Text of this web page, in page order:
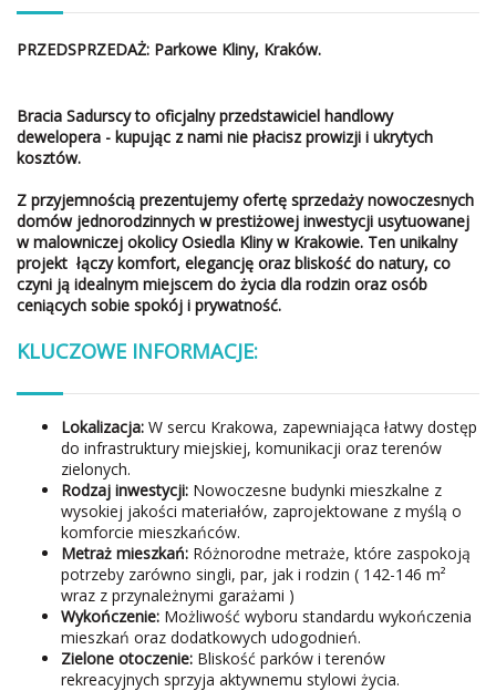
PRZEDSPRZEDAŻ: Parkowe Kliny, Kraków.
Bracia Sadurscy to oficjalny przedstawiciel handlowy
dewelopera - kupując z nami nie płacisz prowizji i ukrytych
kosztów.
Z przyjemnością prezentujemy ofertę sprzedaży nowoczesnych
domów jednorodzinnych w prestiżowej inwestycji usytuowanej
w malowniczej okolicy Osiedla Kliny w Krakowie. Ten unikalny
projekt łączy komfort, elegancję oraz bliskość do natury, co
czyni ją idealnym miejscem do życia dla rodzin oraz osób
ceniących sobie spokój i prywatność.
KLUCZOWE INFORMACJE:
Lokalizacja: W sercu Krakowa, zapewniająca łatwy dostęp
do infrastruktury miejskiej, komunikacji oraz terenów
zielonych.
Rodzaj inwestycji: Nowoczesne budynki mieszkalne z
wysokiej jakości materiałów, zaprojektowane z myślą o
komforcie mieszkańców.
Metraż mieszkań: Różnorodne metraże, które zaspokoją
potrzeby zarówno singli, par, jak i rodzin ( 142-146 m²
wraz z przynależnymi garażami )
Wykończenie: Możliwość wyboru standardu wykończenia
mieszkań oraz dodatkowych udogodnień.
Zielone otoczenie: Bliskość parków i terenów
rekreacyjnych sprzyja aktywnemu stylowi życia.